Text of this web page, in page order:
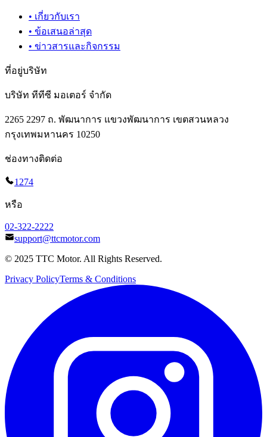
• เกี่ยวกับเรา
• ข้อเสนอล่าสุด
• ข่าวสารและกิจกรรม
ที่อยู่บริษัท
บริษัท ทีทีซี มอเตอร์ จำกัด
2265 2297 ถ. พัฒนาการ แขวงพัฒนาการ เขตสวนหลวง
กรุงเทพมหานคร 10250
ช่องทางติดต่อ
1274
หรือ
02-322-2222
support@ttcmotor.com
© 2025 TTC Motor. All Rights Reserved.
Privacy PolicyTerms & Conditions